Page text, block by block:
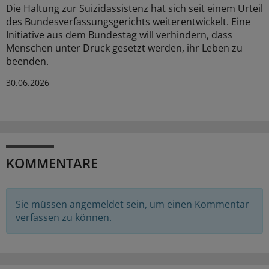
Die Haltung zur Suizidassistenz hat sich seit einem Urteil
des Bundesverfassungsgerichts weiterentwickelt. Eine
Initiative aus dem Bundestag will verhindern, dass
Menschen unter Druck gesetzt werden, ihr Leben zu
beenden.
30.06.2026
KOMMENTARE
Sie müssen angemeldet sein, um einen Kommentar
verfassen zu können.